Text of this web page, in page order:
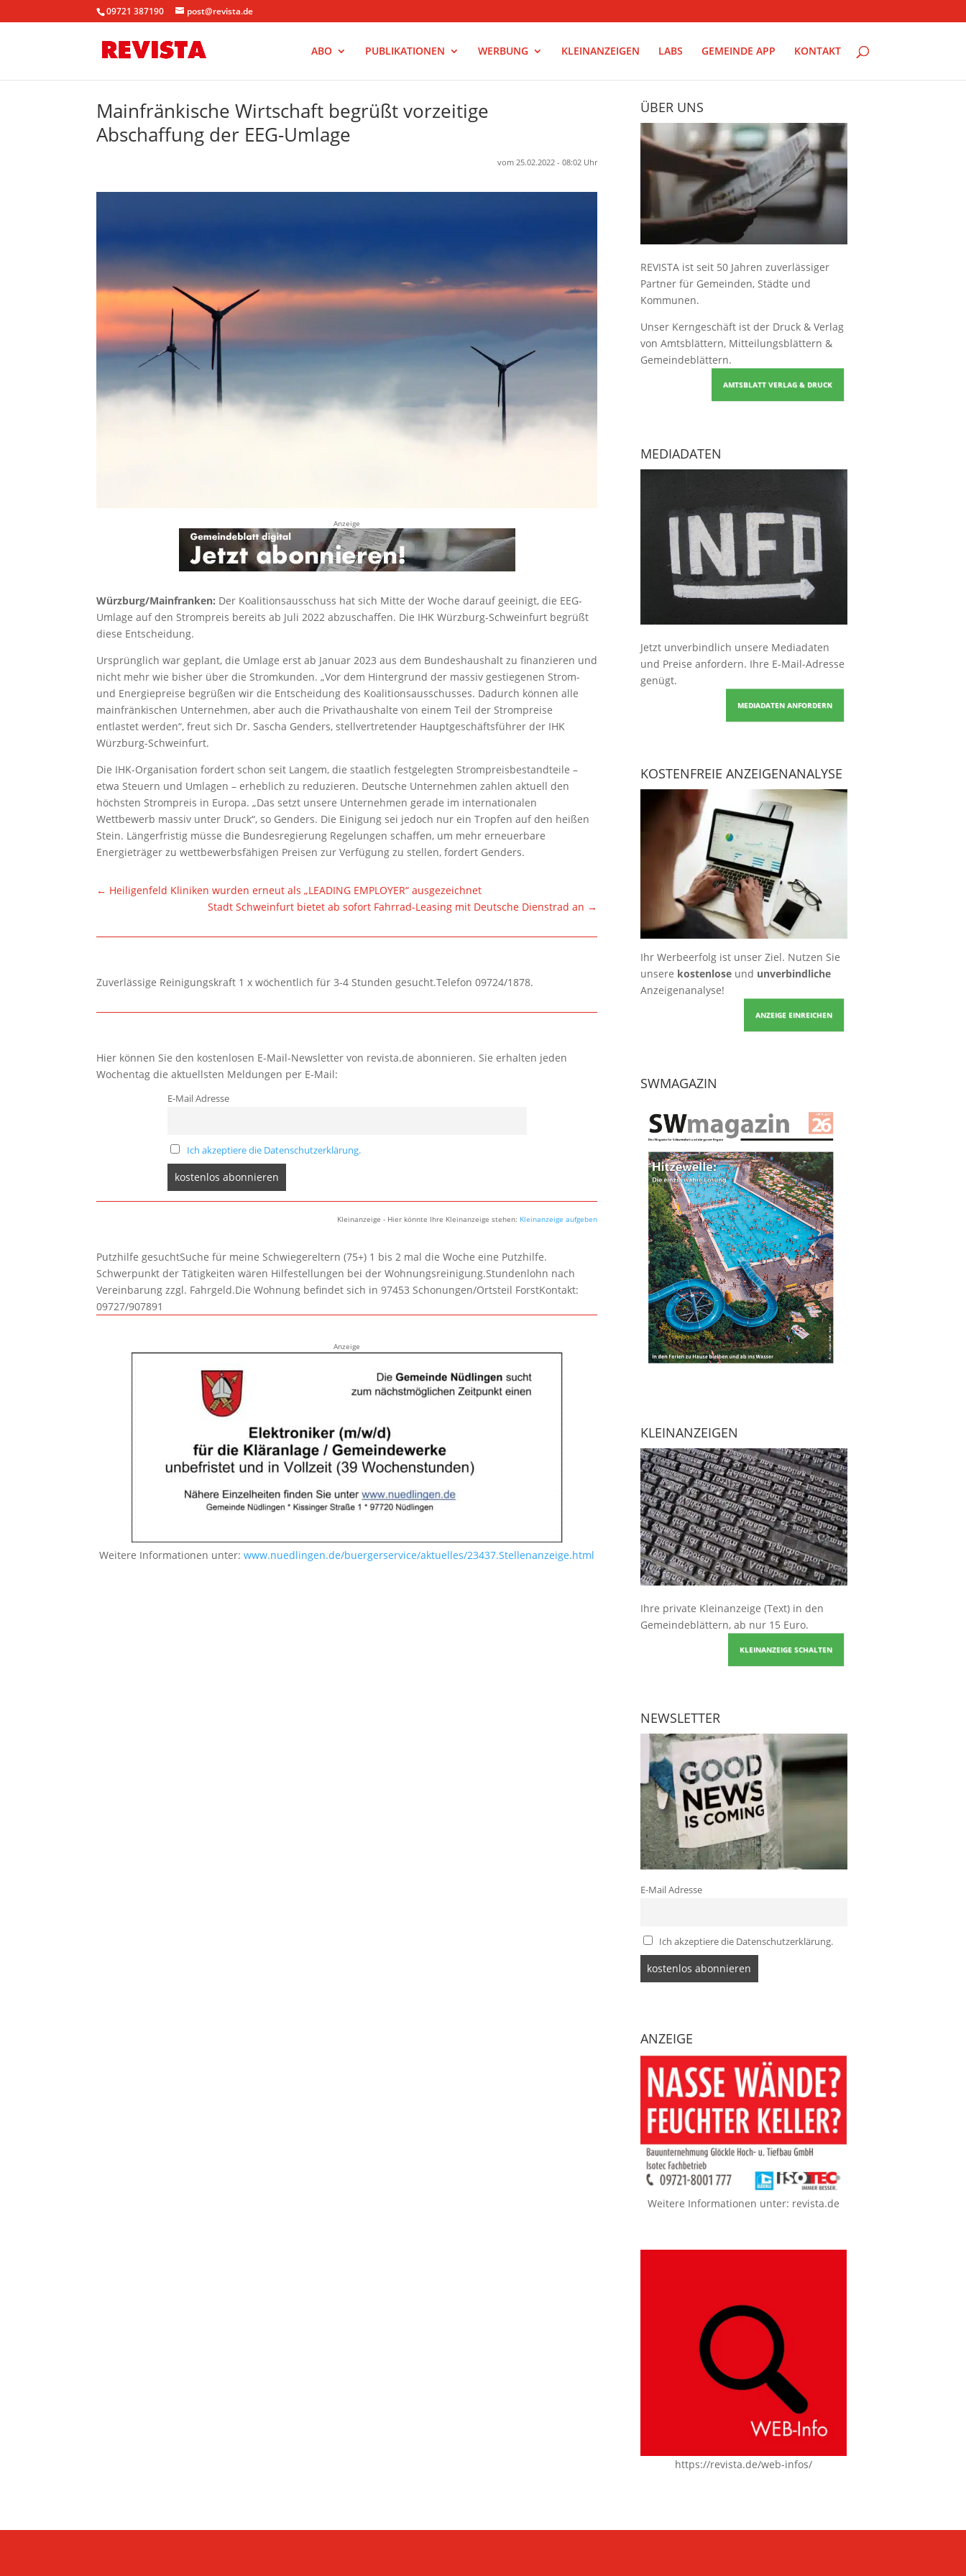
09721 387190 post@revista.de
ABO PUBLIKATIONEN WERBUNG KLEINANZEIGEN LABS GEMEINDE APP KONTAKT
Mainfränkische Wirtschaft begrüßt vorzeitige
Abschaffung der EEG-Umlage
vom 25.02.2022 - 08:02 Uhr
Anzeige
Würzburg/Mainfranken: Der Koalitionsausschuss hat sich Mitte der Woche darauf geeinigt, die EEG-
Umlage auf den Strompreis bereits ab Juli 2022 abzuschaffen. Die IHK Würzburg-Schweinfurt begrüßt
diese Entscheidung.
Ursprünglich war geplant, die Umlage erst ab Januar 2023 aus dem Bundeshaushalt zu finanzieren und
nicht mehr wie bisher über die Stromkunden. „Vor dem Hintergrund der massiv gestiegenen Strom-
und Energiepreise begrüßen wir die Entscheidung des Koalitionsausschusses. Dadurch können alle
mainfränkischen Unternehmen, aber auch die Privathaushalte von einem Teil der Strompreise
entlastet werden“, freut sich Dr. Sascha Genders, stellvertretender Hauptgeschäftsführer der IHK
Würzburg-Schweinfurt.
Die IHK-Organisation fordert schon seit Langem, die staatlich festgelegten Strompreisbestandteile –
etwa Steuern und Umlagen – erheblich zu reduzieren. Deutsche Unternehmen zahlen aktuell den
höchsten Strompreis in Europa. „Das setzt unsere Unternehmen gerade im internationalen
Wettbewerb massiv unter Druck“, so Genders. Die Einigung sei jedoch nur ein Tropfen auf den heißen
Stein. Längerfristig müsse die Bundesregierung Regelungen schaffen, um mehr erneuerbare
Energieträger zu wettbewerbsfähigen Preisen zur Verfügung zu stellen, fordert Genders.
← Heiligenfeld Kliniken wurden erneut als „LEADING EMPLOYER“ ausgezeichnet
Stadt Schweinfurt bietet ab sofort Fahrrad-Leasing mit Deutsche Dienstrad an →
Zuverlässige Reinigungskraft 1 x wöchentlich für 3-4 Stunden gesucht.Telefon 09724/1878.
Hier können Sie den kostenlosen E-Mail-Newsletter von revista.de abonnieren. Sie erhalten jeden
Wochentag die aktuellsten Meldungen per E-Mail:
E-Mail Adresse
Ich akzeptiere die Datenschutzerklärung.
Kleinanzeige - Hier könnte Ihre Kleinanzeige stehen: Kleinanzeige aufgeben
Putzhilfe gesuchtSuche für meine Schwiegereltern (75+) 1 bis 2 mal die Woche eine Putzhilfe.
Schwerpunkt der Tätigkeiten wären Hilfestellungen bei der Wohnungsreinigung.Stundenlohn nach
Vereinbarung zzgl. Fahrgeld.Die Wohnung befindet sich in 97453 Schonungen/Ortsteil ForstKontakt:
09727/907891
Anzeige
Weitere Informationen unter:www.nuedlingen.de/buergerservice/aktuelles/23437.Stellenanzeige.html
ÜBER UNS
REVISTA ist seit 50 Jahren zuverlässiger
Partner für Gemeinden, Städte und
Kommunen.
Unser Kerngeschäft ist der Druck & Verlag
von Amtsblättern, Mitteilungsblättern &
Gemeindeblättern.
AMTSBLATT VERLAG & DRUCK
MEDIADATEN
Jetzt unverbindlich unsere Mediadaten
und Preise anfordern. Ihre E-Mail-Adresse
genügt.
MEDIADATEN ANFORDERN
KOSTENFREIE ANZEIGENANALYSE
Ihr Werbeerfolg ist unser Ziel. Nutzen Sie
unsere kostenloseund unverbindliche
Anzeigenanalyse!
ANZEIGE EINREICHEN
SWMAGAZIN
KLEINANZEIGEN
Ihre private Kleinanzeige (Text) in den
Gemeindeblättern, ab nur 15 Euro.
KLEINANZEIGE SCHALTEN
NEWSLETTER
E-Mail Adresse
Ich akzeptiere die Datenschutzerklärung.
ANZEIGE
Weitere Informationen unter: revista.de
https://revista.de/web-infos/